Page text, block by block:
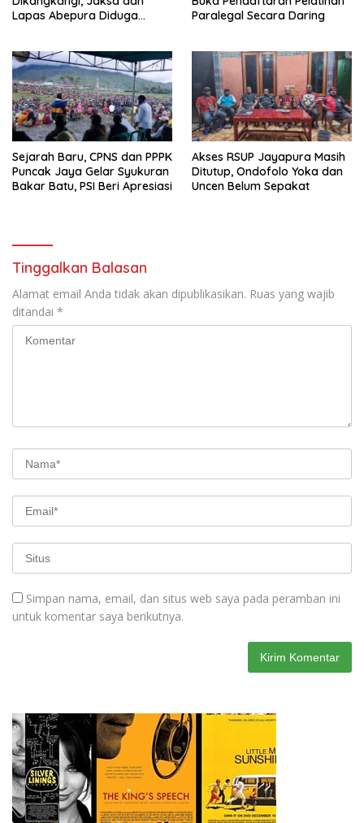
Lapas Abepura Diduga
Paralegal Secara Daring
Sejarah Baru, CPNS dan PPPK
Puncak Jaya Gelar Syukuran
Bakar Batu, PSI Beri Apresiasi
Akses RSUP Jayapura Masih
Ditutup, Ondofolo Yoka dan
Uncen Belum Sepakat
Tinggalkan Balasan
Alamat email Anda tidak akan dipublikasikan. Ruas yang wajib
ditandai *
Simpan nama, email, dan situs web saya pada peramban ini
untuk komentar saya berikutnya.